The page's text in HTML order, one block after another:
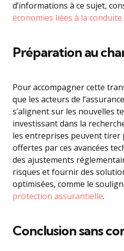
d’informations à ce sujet,
économies liées à la
Préparation au
Pour accompagner cette
que les acteurs de
s’alignent sur les nouvelles
investissant dans la
les entreprises peuvent
offertes par ces avancées
des ajustements
risques et fournir des
optimisées, comme le
protection assurantielle.
Conclusion sans